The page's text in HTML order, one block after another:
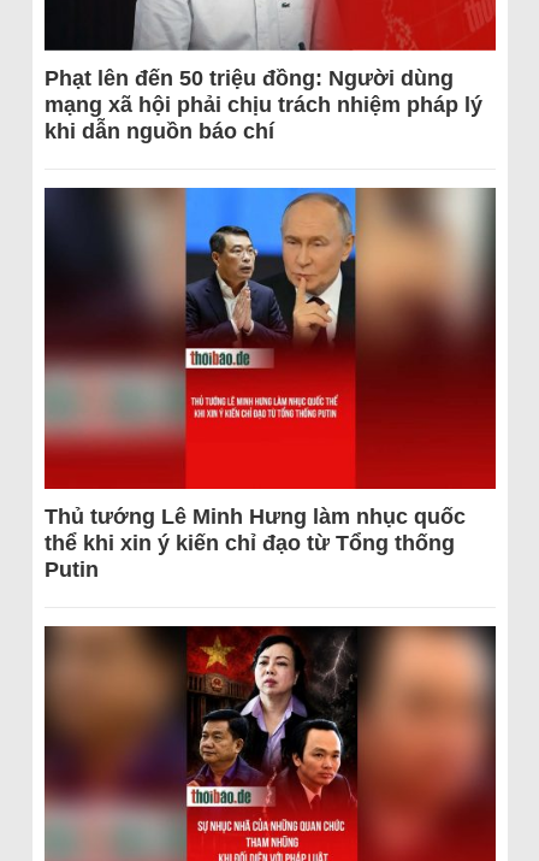
Phạt lên đến 50 triệu đồng: Người dùng
mạng xã hội phải chịu trách nhiệm pháp lý
khi dẫn nguồn báo chí
Thủ tướng Lê Minh Hưng làm nhục quốc
thể khi xin ý kiến chỉ đạo từ Tổng thống
Putin